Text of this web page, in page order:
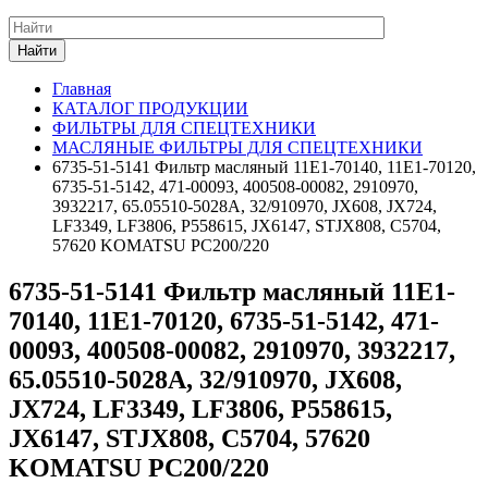
Найти
Главная
КАТАЛОГ ПРОДУКЦИИ
ФИЛЬТРЫ ДЛЯ СПЕЦТЕХНИКИ
МАСЛЯНЫЕ ФИЛЬТРЫ ДЛЯ СПЕЦТЕХНИКИ
6735-51-5141 Фильтр масляный 11E1-70140, 11E1-70120,
6735-51-5142, 471-00093, 400508-00082, 2910970,
3932217, 65.05510-5028A, 32/910970, JX608, JX724,
LF3349, LF3806, P558615, JX6147, STJX808, C5704,
57620 KOMATSU РС200/220
6735-51-5141 Фильтр масляный 11E1-
70140, 11E1-70120, 6735-51-5142, 471-
00093, 400508-00082, 2910970, 3932217,
65.05510-5028A, 32/910970, JX608,
JX724, LF3349, LF3806, P558615,
JX6147, STJX808, C5704, 57620
KOMATSU РС200/220